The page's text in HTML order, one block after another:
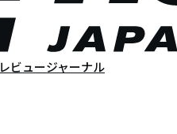
レビュージャーナル